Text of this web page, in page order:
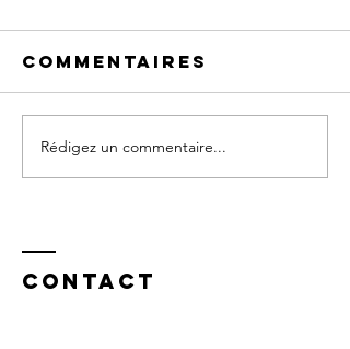
Le 10 Mai 2026
Commentaires
Rédigez un commentaire...
Contact